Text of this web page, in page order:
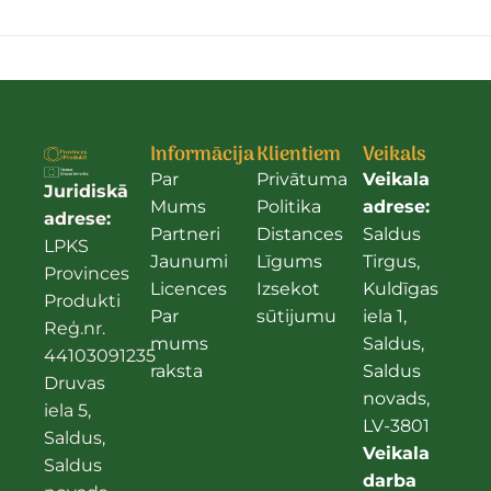
Juridiskā
adrese:
LPKS
Provinces
Produkti
Reģ.nr.
44103091235
Druvas
iela 5,
Saldus,
Saldus
Informācija
Par
Mums
Partneri
Jaunumi
Licences
Par
mums
raksta
Klientiem
Privātuma
Politika
Distances
Līgums
Izsekot
sūtijumu
Veikals
Veikala
adrese:
Saldus
Tirgus,
Kuldīgas
iela 1,
Saldus,
Saldus
novads,
LV-3801
Veikala
darba